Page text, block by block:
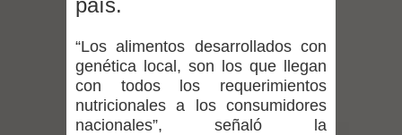
regresa de Brasil tras impulsar un
intercambio musical y pedagógico
país.
“Los alimentos desarrollados con
genética local, son los que llegan
con todos los requerimientos
nutricionales a los consumidores
nacionales”, señaló la